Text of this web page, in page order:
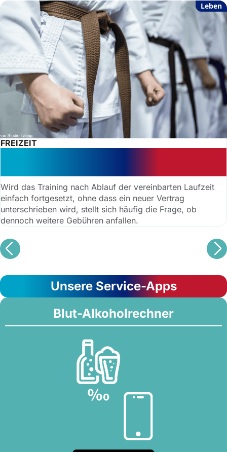
Leben
FREIZEIT
Wird das Training nach Ablauf der vereinbarten Laufzeit
einfach fortgesetzt, ohne dass ein neuer Vertrag
unterschrieben wird, stellt sich häufig die Frage, ob
dennoch weitere Gebühren anfallen.
Unsere Service-Apps
Blut-Alkoholrechner